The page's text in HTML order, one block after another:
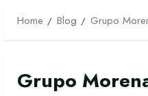
Home
Blog Grupo
Grupo